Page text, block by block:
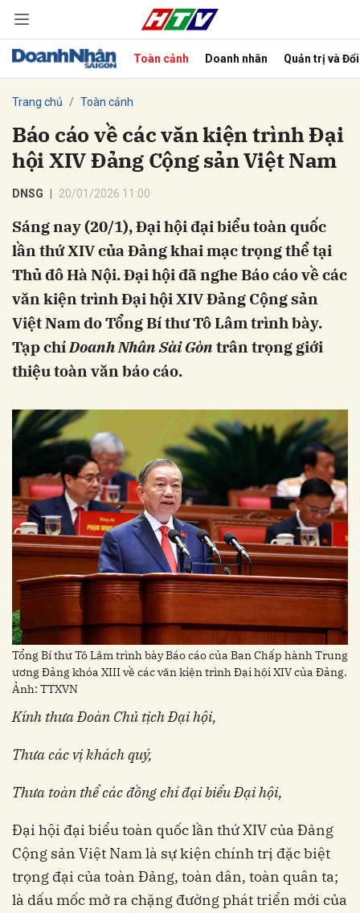
Toàn cảnh Doanh nhân Quản trị và
Trang chủ Toàn cảnh
Báo cáo về các văn kiện trình Đại
hội XIV Đảng Cộng sản Việt Nam
DNSG 20/01/2026 11:00
Sáng nay (20/1), Đại hội đại biểu toàn quốc
lần thứ XIV của Đảng khai mạc trọng thể tại
Thủ đô Hà Nội. Đại hội đã nghe Báo cáo về các
văn kiện trình Đại hội XIV Đảng Cộng sản
Việt Nam do Tổng Bí thư Tô Lâm trình bày.
Tạp chíDoanh Nhân Sài Gòntrân trọng giới
thiệu toàn văn báo cáo.
Tổng Bí thư Tô Lâm trình bày Báo cáo của Ban Chấp hành Trung
ương Đảng khóa XIII về các văn kiện trình Đại hội XIV của Đảng.
Ảnh: TTXVN
Kính thưa Đoàn Chủ tịch Đại hội,
Thưa các vị khách quý,
Thưa toàn thể các đồng chí đại biểu Đại hội,
Đại hội đại biểu toàn quốc lần thứ XIV của Đảng
Cộng sản Việt Nam là sự kiện chính trị đặc biệt
trọng đại của toàn Đảng, toàn dân, toàn quân ta;
là dấu mốc mở ra chặng đường phát triển mới của
Hủy